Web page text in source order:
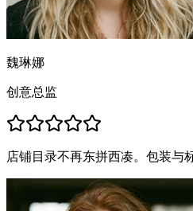
魏琳娜
创意总监
店铺目录不再东拼西凑。包装与